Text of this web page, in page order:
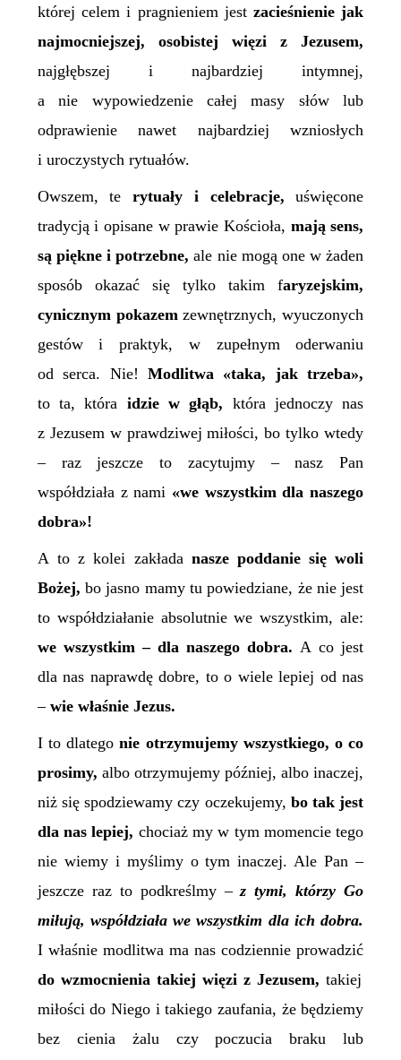
której celem i pragnieniem jest zacieśnienie jak
najmocniejszej, osobistej więzi z Jezusem,
najgłębszej i najbardziej intymnej,
a nie wypowiedzenie całej masy słów lub
odprawienie nawet najbardziej wzniosłych
i uroczystych rytuałów.
Owszem, terytuały i celebracje,uświęcone
tradycją i opisane w prawie Kościoła, mają sens,
są piękne i potrzebne, ale nie mogą one w żaden
sposób okazać się tylko takim faryzejskim,
cynicznym pokazemzewnętrznych, wyuczonych
gestów i praktyk, w zupełnym oderwaniu
od serca. Nie! Modlitwa «taka, jak trzeba»,
to ta, która idzie w głąb, która jednoczy nas
z Jezusem w prawdziwej miłości, bo tylko wtedy
– raz jeszcze to zacytujmy – nasz Pan
współdziała z nami «we wszystkim dla naszego
dobra»!
A to z kolei zakłada nasze poddanie się woli
Bożej,bo jasno mamy tu powiedziane, że nie jest
to współdziałanie absolutnie we wszystkim, ale:
we wszystkim – dla naszego dobra.A co jest
dla nas naprawdę dobre, to o wiele lepiej od nas
– wie właśnie Jezus.
I to dlategonie otrzymujemy wszystkiego, o co
prosimy, albo otrzymujemy później, albo inaczej,
niż się spodziewamy czy oczekujemy, bo tak jest
dla nas lepiej, chociaż my w tym momencie tego
nie wiemy i myślimy o tym inaczej. Ale Pan –
jeszcze raz to podkreślmy – z tymi, którzy Go
miłują, współdziała we wszystkim dla ich dobra.
I właśnie modlitwa ma nas codziennie prowadzić
do wzmocnienia takiej więzi z Jezusem,takiej
miłości do Niego i takiego zaufania, że będziemy
bez cienia żalu czy poczucia braku lub